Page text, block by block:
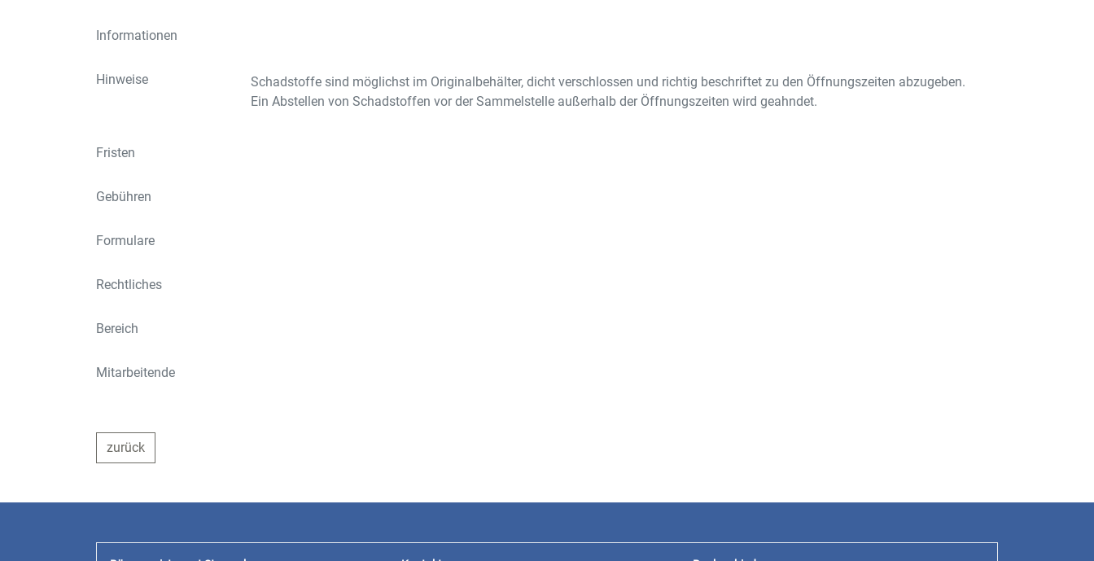
Informationen
Hinweise
Schadstoffe sind möglichst im Originalbehälter, dicht verschlossen und richtig beschriftet zu den Öffnungszeiten abzugeben.
Ein Abstellen von Schadstoffen vor der Sammelstelle außerhalb der Öffnungszeiten wird geahndet.
Fristen
Gebühren
Formulare
Rechtliches
Bereich
Mitarbeitende
zurück